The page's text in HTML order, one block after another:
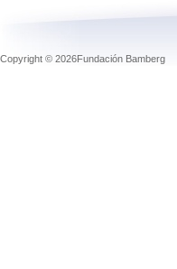
Copyright © 2026Fundación Bamberg